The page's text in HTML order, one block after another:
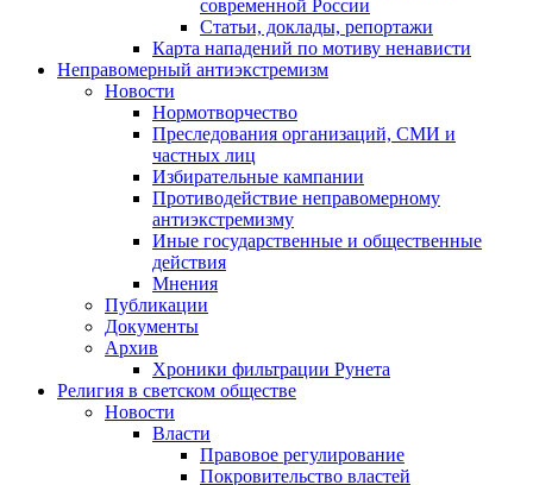
современной России
Статьи, доклады, репортажи
Карта нападений по мотиву ненависти
Неправомерный антиэкстремизм
Новости
Нормотворчество
Преследования организаций, СМИ и
частных лиц
Избирательные кампании
Противодействие неправомерному
антиэкстремизму
Иные государственные и общественные
действия
Мнения
Публикации
Документы
Архив
Хроники фильтрации Рунета
Религия в светском обществе
Новости
Власти
Правовое регулирование
Покровительство властей